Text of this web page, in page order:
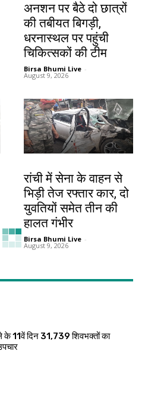
अनशन पर बैठे दो छात्रों
की तबीयत बिगड़ी,
धरनास्थल पर पहुंची
चिकित्सकों की टीम
Birsa Bhumi Live -
August 9, 2026
रांची में सेना के वाहन से
भिड़ी तेज रफ्तार कार, दो
युवतियों समेत तीन की
हालत गंभीर
Birsa Bhumi Live -
August 9, 2026
खूंटी